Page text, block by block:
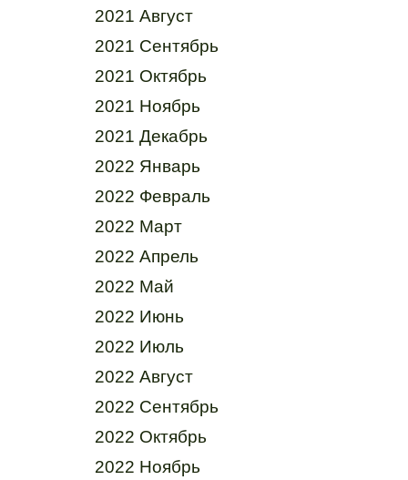
2021 Август
2021 Сентябрь
2021 Октябрь
2021 Ноябрь
2021 Декабрь
2022 Январь
2022 Февраль
2022 Март
2022 Апрель
2022 Май
2022 Июнь
2022 Июль
2022 Август
2022 Сентябрь
2022 Октябрь
2022 Ноябрь